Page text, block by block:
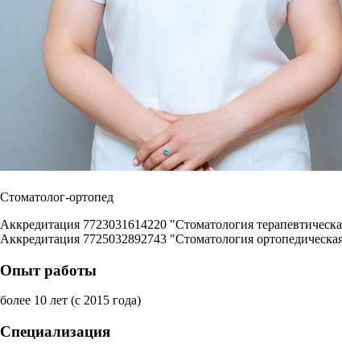
Стоматолог-ортопед
Аккредитация 7723031614220 "Стоматология
Аккредитация 7725032892743 "Стоматология
Опыт работы
более 10 лет (с 2015 года)
Специализация